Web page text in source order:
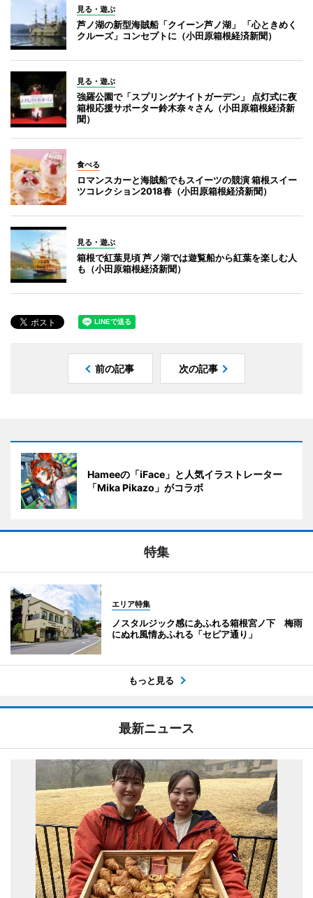
見る・遊ぶ
芦ノ湖の新型海賊船「クイーン芦ノ湖」 「心ときめく
クルーズ」コンセプトに（小田原箱根経済新聞）
見る・遊ぶ
強羅公園で「スプリングナイトガーデン」 点灯式に夜
箱根応援サポーター鈴木奈々さん（小田原箱根経済新
聞）
食べる
ロマンスカーと海賊船でもスイーツの競演 箱根スイー
ツコレクション2018春（小田原箱根経済新聞）
見る・遊ぶ
箱根で紅葉見頃 芦ノ湖では遊覧船から紅葉を楽しむ人
も（小田原箱根経済新聞）
前の記事 次の記事
Hameeの「iFace」と人気イラストレーター
「Mika Pikazo」がコラボ
特集
エリア特集
ノスタルジック感にあふれる箱根宮ノ下 梅雨
にぬれ風情あふれる「セピア通り」
もっと見る
最新ニュース